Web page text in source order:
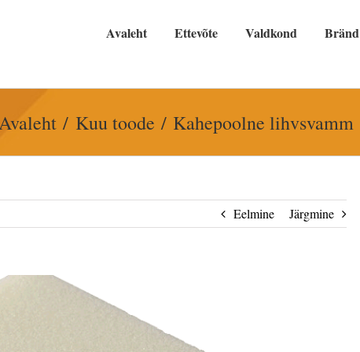
Avaleht Ettevõte Valdkond Bränd
Kuu toode Kahepoolne lihvsvamm
Eelmine Järgmine